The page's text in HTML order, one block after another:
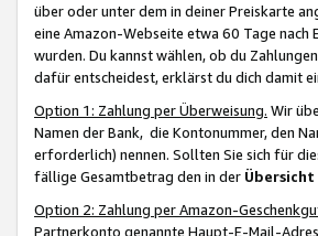
über oder unter dem in deiner Preiskarte
eine Amazon-Webseite etwa 60 Tage
wurden. Du kannst wählen, ob du
dafür entscheidest, erklärst du dich damit
Option 1: Zahlung per Überweisung. Wir
Namen der Bank, die Kontonummer, den
erforderlich) nennen. Sollten Sie sich für
fällige Gesamtbetrag den in der
Option 2: Zahlung per Amazon-
Partnerkonto genannte Haupt-E-Mail-